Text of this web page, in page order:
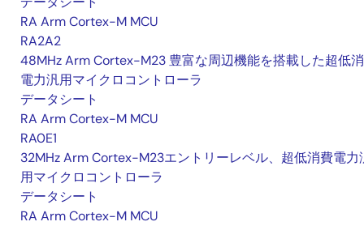
RA Arm Cortex-M MCU
RA2A2
48MHz Arm Cortex-M23 豊富な周辺機能を搭載した超低
電力汎用マイクロコントローラ
データシート
RA Arm Cortex-M MCU
RA0E1
32MHz Arm Cortex-M23エントリーレベル、超低消費電力
用マイクロコントローラ
データシート
RA Arm Cortex-M MCU